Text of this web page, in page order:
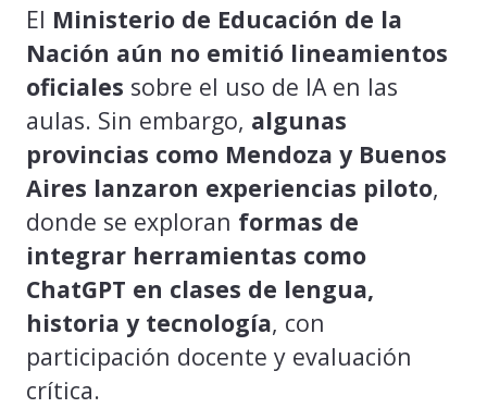
El Ministerio de Educación de la
Nación aún no emitió lineamientos
oficiales sobre el uso de IA en las
aulas. Sin embargo, algunas
provincias como Mendoza y Buenos
Aires lanzaron experiencias piloto,
donde se exploran formas de
integrar herramientas como
ChatGPT en clases de lengua,
historia y tecnología, con
participación docente y evaluación
crítica.